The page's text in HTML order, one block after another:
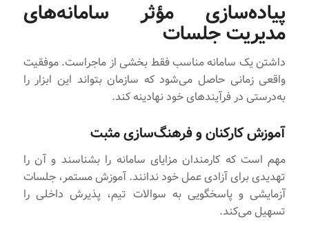
پیاده‌سازی مؤثر سامانه‌های
مدیریت جلسات
داشتن یک سامانه مناسب فقط بخشی از ماجراست. موفقیت
واقعی زمانی حاصل می‌شود که سازمان بتواند این ابزار را
به‌درستی در فرآیندهای خود نهادینه کند.
آموزش کارکنان و فرهنگ‌سازی مثبت
مهم است که کارمندان مزایای سامانه را بشناسند و آن را
تهدیدی برای آزادی عمل خود ندانند. آموزش مستمر، جلسات
آزمایشی و پاسخگویی به سوالات تیم، پذیرش داخلی را
تسهیل می‌کند.